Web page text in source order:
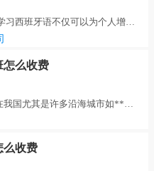
武汉黄陂区西班牙语培训班哪家好 学习西班牙语不仅可以为个人增加重
怎么收费
西班牙语在中国的潜在市场很大，在我国尤其是许多沿海城市如**有代表性的就是广州、上海还有整个
么收费